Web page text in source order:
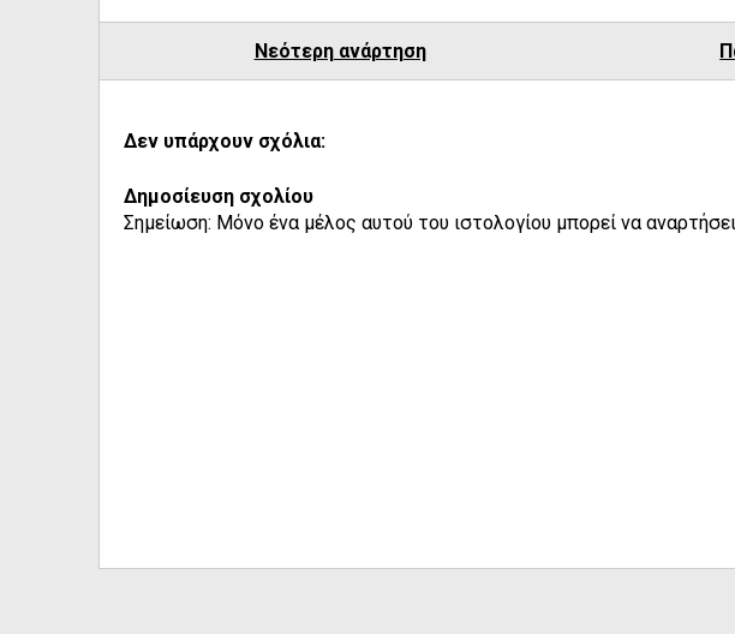
Νεότερη ανάρτηση
Δεν υπάρχουν σχόλια:
Δημοσίευση σχολίου
Σημείωση: Μόνο ένα μέλος αυτού του ιστολογίου μπορεί να